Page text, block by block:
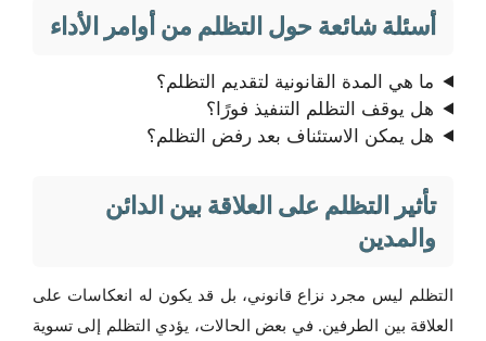
أسئلة شائعة حول التظلم من أوامر الأداء
ما هي المدة القانونية لتقديم التظلم؟
هل يوقف التظلم التنفيذ فورًا؟
هل يمكن الاستئناف بعد رفض التظلم؟
تأثير التظلم على العلاقة بين الدائن
والمدين
التظلم ليس مجرد نزاع قانوني، بل قد يكون له انعكاسات على
العلاقة بين الطرفين. في بعض الحالات، يؤدي التظلم إلى تسوية